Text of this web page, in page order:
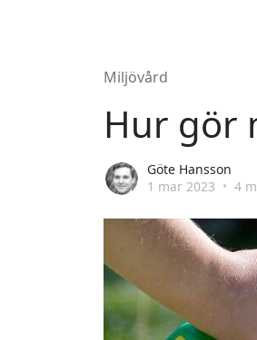
Miljövård
Hur gör
Göte Hansson
1 mar 2023 • 4